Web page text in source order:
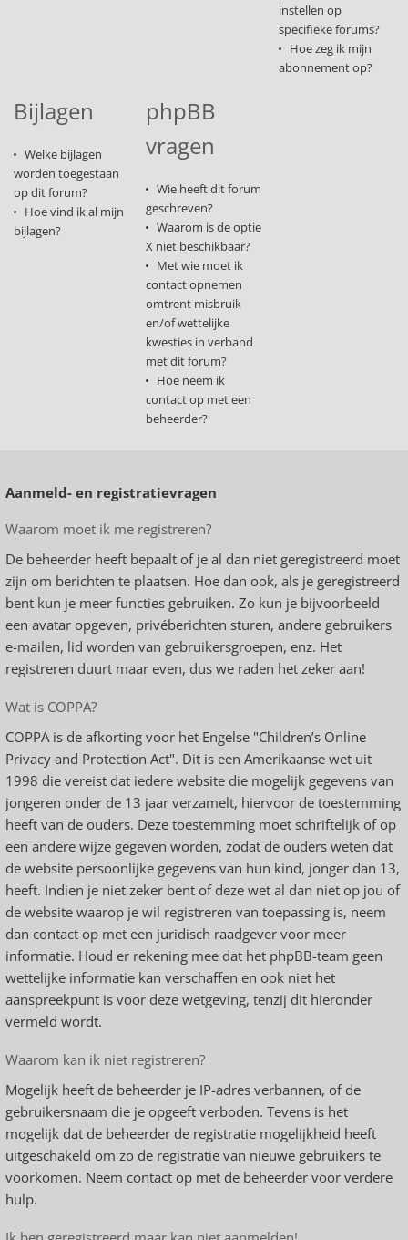
instellen op
specifieke forums?
Hoe zeg ik mijn
abonnement op?
Bijlagen
Welke bijlagen
worden toegestaan
op dit forum?
Hoe vind ik al mijn
bijlagen?
phpBB
vragen
Wie heeft dit forum
geschreven?
Waarom is de optie
X niet beschikbaar?
Met wie moet ik
contact opnemen
omtrent misbruik
en/of wettelijke
kwesties in verband
met dit forum?
Hoe neem ik
contact op met een
beheerder?
Aanmeld- en registratievragen
Waarom moet ik me registreren?
De beheerder heeft bepaalt of je al dan niet geregistreerd moet
zijn om berichten te plaatsen. Hoe dan ook, als je geregistreerd
bent kun je meer functies gebruiken. Zo kun je bijvoorbeeld
een avatar opgeven, privéberichten sturen, andere gebruikers
e-mailen, lid worden van gebruikersgroepen, enz. Het
registreren duurt maar even, dus we raden het zeker aan!
Wat is COPPA?
COPPA is de afkorting voor het Engelse "Children’s Online
Privacy and Protection Act". Dit is een Amerikaanse wet uit
1998 die vereist dat iedere website die mogelijk gegevens van
jongeren onder de 13 jaar verzamelt, hiervoor de toestemming
heeft van de ouders. Deze toestemming moet schriftelijk of op
een andere wijze gegeven worden, zodat de ouders weten dat
de website persoonlijke gegevens van hun kind, jonger dan 13,
heeft. Indien je niet zeker bent of deze wet al dan niet op jou of
de website waarop je wil registreren van toepassing is, neem
dan contact op met een juridisch raadgever voor meer
informatie. Houd er rekening mee dat het phpBB-team geen
wettelijke informatie kan verschaffen en ook niet het
aanspreekpunt is voor deze wetgeving, tenzij dit hieronder
vermeld wordt.
Waarom kan ik niet registreren?
Mogelijk heeft de beheerder je IP-adres verbannen, of de
gebruikersnaam die je opgeeft verboden. Tevens is het
mogelijk dat de beheerder de registratie mogelijkheid heeft
uitgeschakeld om zo de registratie van nieuwe gebruikers te
voorkomen. Neem contact op met de beheerder voor verdere
hulp.